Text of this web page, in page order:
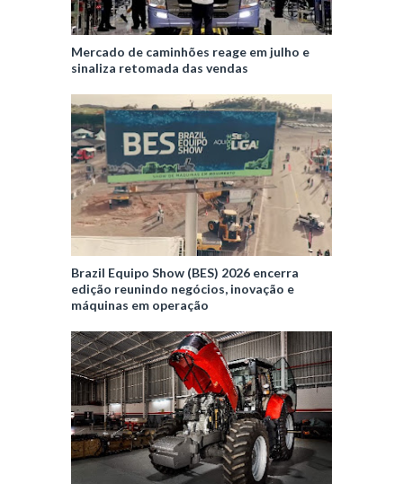
Mercado de caminhões reage em julho e
sinaliza retomada das vendas
Brazil Equipo Show (BES) 2026 encerra
edição reunindo negócios, inovação e
máquinas em operação